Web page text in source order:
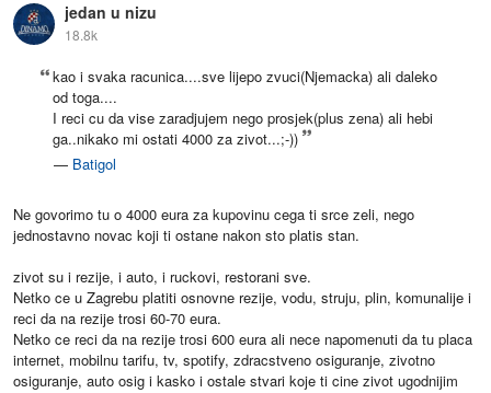
jedan u nizu
18.8k
kao i svaka racunica....sve lijepo zvuci(Njemacka) ali daleko
od toga....
I reci cu da vise zaradjujem nego prosjek(plus zena) ali hebi
ga..nikako mi ostati 4000 za zivot...;-))
— Batigol
Ne govorimo tu o 4000 eura za kupovinu cega ti srce zeli, nego
jednostavno novac koji ti ostane nakon sto platis stan.
zivot su i rezije, i auto, i ruckovi, restorani sve.
Netko ce u Zagrebu platiti osnovne rezije, vodu, struju, plin, komunalije i
reci da na rezije trosi 60-70 eura.
Netko ce reci da na rezije trosi 600 eura ali nece napomenuti da tu placa
internet, mobilnu tarifu, tv, spotify, zdracstveno osiguranje, zivotno
osiguranje, auto osig i kasko i ostale stvari koje ti cine zivot ugodnijim